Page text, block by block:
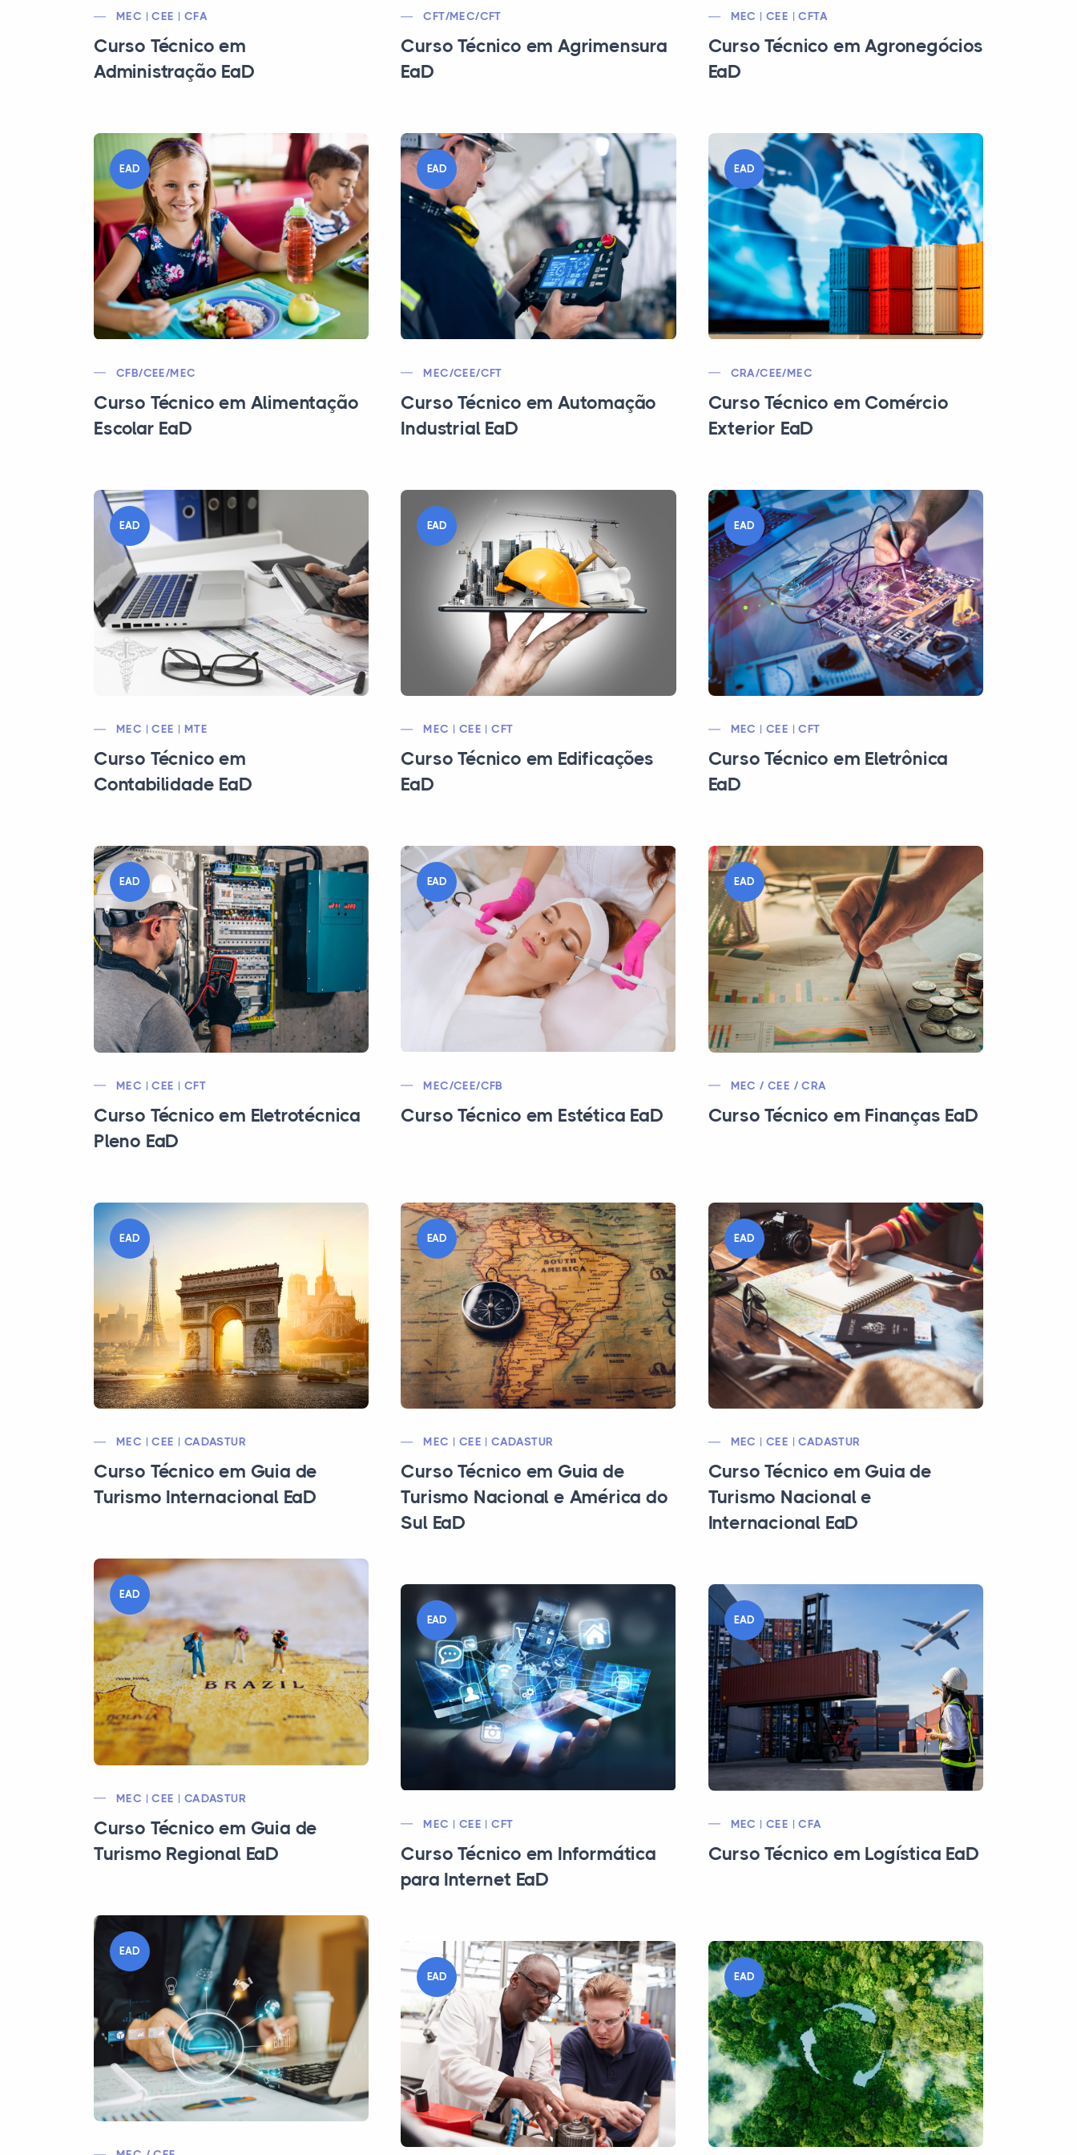
MEC | CEE | CFA
Curso Técnico em
Administração EaD
CFT/MEC/CFT
Curso Técnico em Agrimensura
EaD
MEC | CEE | CFTA
Curso Técnico em Agronegócios
EaD
EAD
CFB/CEE/MEC
Curso Técnico em Alimentação
Escolar EaD
EAD
MEC/CEE/CFT
Curso Técnico em Automação
Industrial EaD
EAD
CRA/CEE/MEC
Curso Técnico em Comércio
Exterior EaD
EAD
MEC | CEE | MTE
Curso Técnico em
Contabilidade EaD
EAD
MEC | CEE | CFT
Curso Técnico em Edificações
EaD
EAD
MEC | CEE | CFT
Curso Técnico em Eletrônica
EaD
EAD
MEC | CEE | CFT
Curso Técnico em Eletrotécnica
Pleno EaD
EAD
MEC/CEE/CFB
Curso Técnico em Estética EaD
EAD
MEC / CEE / CRA
Curso Técnico em Finanças EaD
EAD
MEC | CEE | CADASTUR
Curso Técnico em Guia de
Turismo Internacional EaD
EAD
MEC | CEE | CADASTUR
Curso Técnico em Guia de
Turismo Nacional e América do
Sul EaD
EAD
MEC | CEE | CADASTUR
Curso Técnico em Guia de
Turismo Nacional e
Internacional EaD
EAD
MEC | CEE | CADASTUR
Curso Técnico em Guia de
Turismo Regional EaD
EAD
MEC | CEE | CFT
Curso Técnico em Informática
para Internet EaD
EAD
MEC | CEE | CFA
Curso Técnico em Logística EaD
EAD
EAD EAD